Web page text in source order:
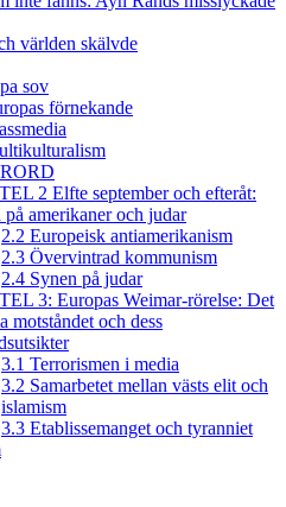
världen skälvde
sov
förnekande
2 Elfte september och efteråt:
på amerikaner och judar
2.2 Europeisk antiamerikanism
2.3 Övervintrad kommunism
2.4 Synen på judar
3: Europas Weimar-rörelse: Det
motståndet och dess
3.1 Terrorismen i media
3.2 Samarbetet mellan västs elit och
islamism
3.3 Etablissemanget och tyranniet